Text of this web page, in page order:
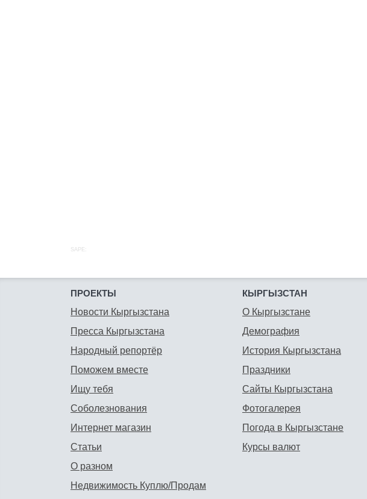
SAPE:
ПРОЕКТЫ
Новости Кыргызстана
Пресса Кыргызстана
Народный репортёр
Поможем вместе
Ищу тебя
Соболезнования
Интернет магазин
Статьи
О разном
Недвижимость Куплю/Продам
КЫРГЫЗСТАН
О Кыргызстане
Демография
История Кыргызстана
Праздники
Сайты Кыргызстана
Фотогалерея
Погода в Кыргызстане
Курсы валют